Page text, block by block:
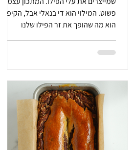
פשוט. המילוי הוא די בנאלי אבל, הקיפול
הוא מה שהופך את זר הפילו שלנו